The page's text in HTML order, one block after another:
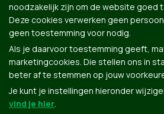
noodzakelijk zijn om de website goed
Deze cookies verwerken geen
geen toestemming voor nodig.
Als je daarvoor toestemming geeft,
marketingcookies. Die stellen ons in
beter af te stemmen op jouw
Je kunt je instellingen hieronder
vind je hier.